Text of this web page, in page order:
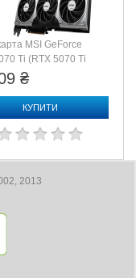
MSI GeForce
Ti (RTX 5070 Ti
3X OC)
₴
КУПИТИ
2013